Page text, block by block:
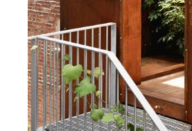
Sauvegarder